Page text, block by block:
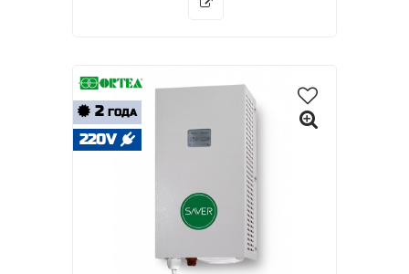
2 ГОДА
220V